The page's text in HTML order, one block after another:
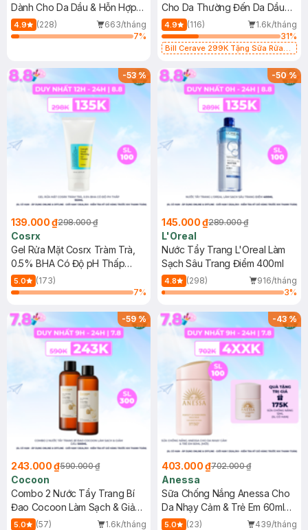
Dành Cho Da Dầu & Hỗn Hợp
500ml
4.9 (228)
663/tháng
7%
Cho Da Thường Đến Da Dầu
473ml
4.9 (116)
1.6k/tháng
31%
Bill Cerave 299K Tặng Sữa Rửa
-53%
139.000 ₫298.000 ₫
Cosrx
Gel Rửa Mặt Cosrx Tràm Trà,
0.5% BHA Có Độ pH Thấp
150ml
5.0
(173)
7%
-50%
145.000 ₫289.000 ₫
L'Oreal
Nước Tẩy Trang L'Oreal Làm
Sạch Sâu Trang Điểm 400ml
4.8 (298)
916/tháng
3%
-59%
243.000 ₫590.000 ₫
Cocoon
Combo 2 Nước Tẩy Trang Bí
Đao Cocoon Làm Sạch & Giảm
Dầu 500ml
5.0 (57)
1.6k/tháng
-43%
403.000 ₫702.000 ₫
Anessa
Sữa Chống Nắng Anessa Cho
Da Nhạy Cảm & Trẻ Em 60ml
(Mới)
5.0 (23)
439/tháng